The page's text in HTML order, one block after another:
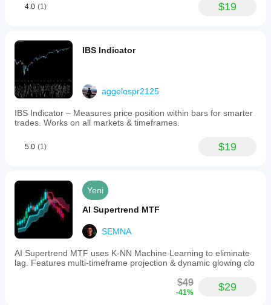
4.0 (1) $19
IBS Indicator
aggelospr2125
IBS Indicator – Measures price position within bars for smarter
trades. Works on all markets & timeframes.
5.0 (1) $19
Yeni
AI Supertrend MTF
SEMNA
AI Supertrend MTF uses K-NN Machine Learning to eliminate
lag. Features multi-timeframe projection & dynamic glowing clo
$49
-41% $29